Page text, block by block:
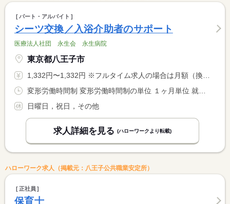
パート・アルバイト
シーツ交換／入浴介助者のサポート
医療法人社団 永生会 永生病院
東京都八王子市
1,332円〜1,332円 ※フルタイム求人の場合は月額（換算額）、パート求人の場合は時間額を表示しています。
日曜日，祝日，その他
求人詳細を見る (ハローワークより転載)
ハローワーク求人（掲載元：八王子公共職業安定所）
正社員
保育士